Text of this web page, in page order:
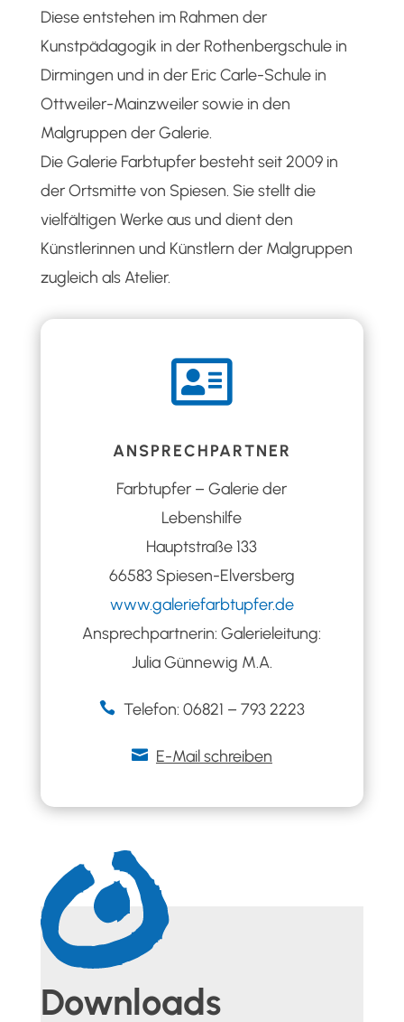
Diese entstehen im Rahmen der
Kunstpädagogik in der Rothenbergschule in
Dirmingen und in der Eric Carle-Schule in
Ottweiler-Mainzweiler sowie in den
Malgruppen der Galerie.
Die Galerie Farbtupfer besteht seit 2009 in
der Ortsmitte von Spiesen. Sie stellt die
vielfältigen Werke aus und dient den
Künstlerinnen und Künstlern der Malgruppen
zugleich als Atelier.

ANSPRECHPARTNER
Farbtupfer – Galerie der
Lebenshilfe
Hauptstraße 133
66583 Spiesen-Elversberg
www.galeriefarbtupfer.de
Ansprechpartnerin: Galerieleitung:
Julia Günnewig M.A.
 Telefon: 06821 – 793 2223
 E-Mail schreiben
Downloads